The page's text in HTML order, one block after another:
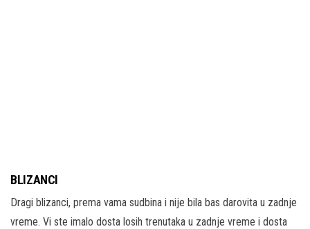
BLIZANCI
Dragi blizanci, prema vama sudbina i nije bila bas darovita u zadnje
vreme. Vi ste imalo dosta losih trenutaka u zadnje vreme i dosta